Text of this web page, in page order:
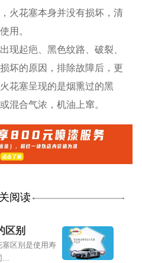
火花塞本身并没有损坏，清
用。
现起疤、黑色纹路、破裂、
坏的原因，排除故障后，更
花塞呈现的是烟熏过的黑
混合气浓，机油上窜。
阅读
区别
区别是使用寿
...